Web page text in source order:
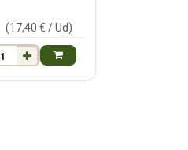
(17,40 € /Ud)